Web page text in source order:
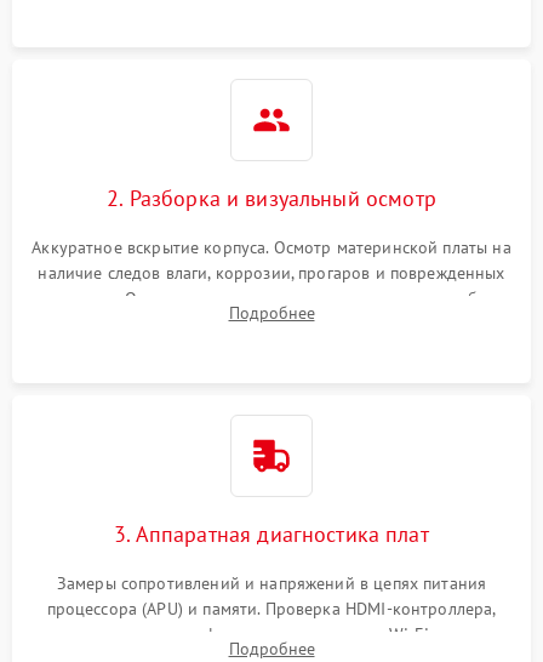
2. Разборка и визуальный осмотр
Аккуратное вскрытие корпуса. Осмотр материнской платы на
наличие следов влаги, коррозии, прогаров и поврежденных
элементов. Оценка состояния системы охлаждения, турбины
кулера и степени загрязнения радиатора пылью.
Подробнее
3. Аппаратная диагностика плат
Замеры сопротивлений и напряжений в цепях питания
процессора (APU) и памяти. Проверка HDMI-контроллера,
микросхем флеш-памяти и модуля Wi-Fi
Подробнее